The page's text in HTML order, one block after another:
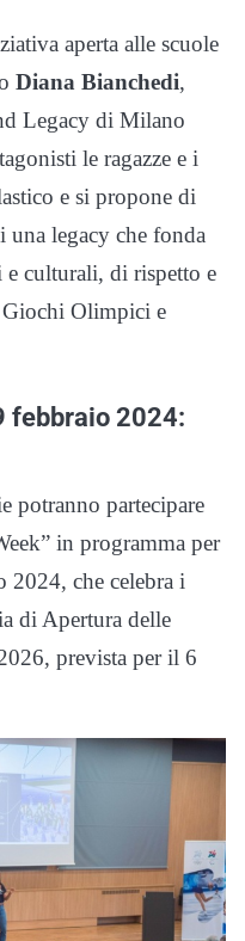
aperta alle scuole
Diana Bianchedi,
Legacy di Milano
le ragazze e i
e si propone di
una legacy che fonda
culturali, di rispetto e
Giochi Olimpici e
febbraio 2024:
potranno partecipare
in programma per
2024, che celebra i
di Apertura delle
prevista per il 6